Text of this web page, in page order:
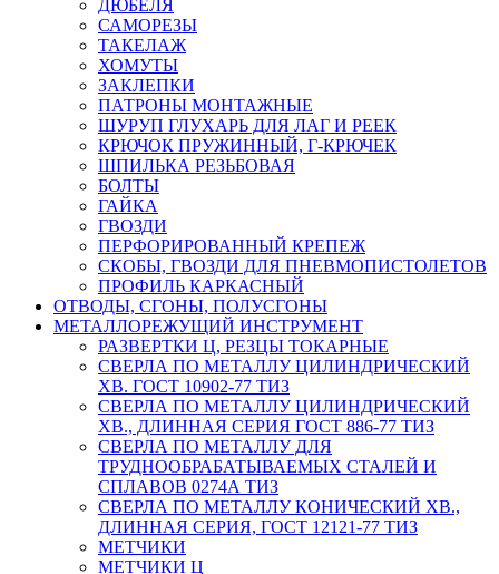
ДЮБЕЛЯ
САМОРЕЗЫ
ТАКЕЛАЖ
ХОМУТЫ
ЗАКЛЕПКИ
ПАТРОНЫ МОНТАЖНЫЕ
ШУРУП ГЛУХАРЬ ДЛЯ ЛАГ И РЕЕК
КРЮЧОК ПРУЖИННЫЙ, Г-КРЮЧЕК
ШПИЛЬКА РЕЗЬБОВАЯ
БОЛТЫ
ГАЙКА
ГВОЗДИ
ПЕРФОРИРОВАННЫЙ КРЕПЕЖ
СКОБЫ, ГВОЗДИ ДЛЯ ПНЕВМОПИСТОЛЕТОВ
ПРОФИЛЬ КАРКАСНЫЙ
ОТВОДЫ, СГОНЫ, ПОЛУСГОНЫ
МЕТАЛЛОРЕЖУЩИЙ ИНСТРУМЕНТ
РАЗВЕРТКИ Ц, РЕЗЦЫ ТОКАРНЫЕ
СВЕРЛА ПО МЕТАЛЛУ ЦИЛИНДРИЧЕСКИЙ
ХВ. ГОСТ 10902-77 ТИЗ
СВЕРЛА ПО МЕТАЛЛУ ЦИЛИНДРИЧЕСКИЙ
ХВ., ДЛИННАЯ СЕРИЯ ГОСТ 886-77 ТИЗ
СВЕРЛА ПО МЕТАЛЛУ ДЛЯ
ТРУДНООБРАБАТЫВАЕМЫХ СТАЛЕЙ И
СПЛАВОВ 0274А ТИЗ
СВЕРЛА ПО МЕТАЛЛУ КОНИЧЕСКИЙ ХВ.,
ДЛИННАЯ СЕРИЯ, ГОСТ 12121-77 ТИЗ
МЕТЧИКИ
МЕТЧИКИ Ц